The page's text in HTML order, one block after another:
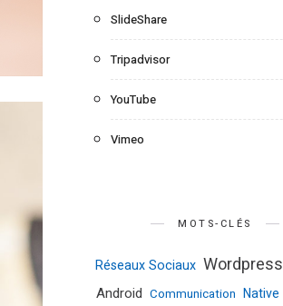
SlideShare
Tripadvisor
YouTube
Vimeo
MOTS-CLÉS
Réseaux Sociaux Wordpress
Android Communication Native